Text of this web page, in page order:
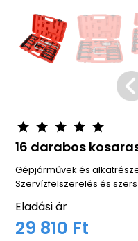
16 darabos
Gépjárművek és
Szervízfelszerelés és
Eladási ár
29 810 Ft